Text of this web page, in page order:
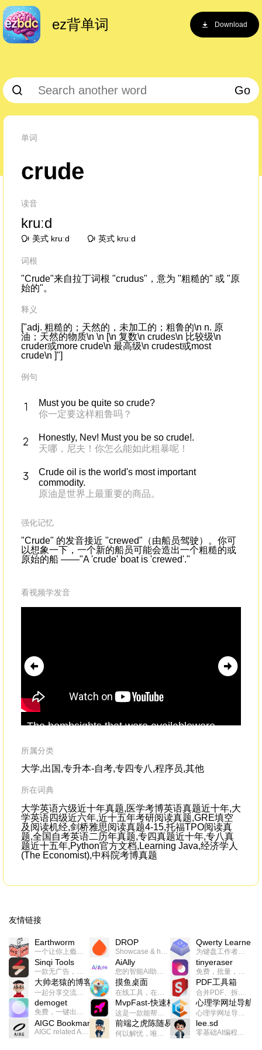
ez背单词 Download
Go
单词
crude
读音
kruːd
美式 kruːd 英式 kruːd
词根
"Crude"来自拉丁词根 "crudus"，意为 "粗糙的" 或 "原
始的"。
释义
["adj. 粗糙的；天然的，未加工的；粗鲁的\n n. 原
油；天然的物质\n \n [\n 复数\n crudes\n 比较级\n
cruder或more crude\n 最高级\n crudest或most
crude\n ]"]
例句
Must you be quite so crude?
你一定要这样粗鲁吗？
Honestly, Nev! Must you be so crude!.
天哪，尼夫！你怎么能如此粗暴呢！
Crude oil is the world's most important
commodity.
原油是世界上最重要的商品。
强化记忆
"Crude" 的发音接近 "crewed"（由船员驾驶）。你可
以想象一下，一个新的船员可能会造出一个粗糙的或
原始的船 ——"A 'crude' boat is 'crewed'."
看视频学发音
The bombsights that were availablewere
one who cracks the code.
所属分类
大学,出国,专升本-自考,专四专八,程序员,其他
所在词典
大学英语六级近十年真题,医学考博英语真题近十年,大
学英语四级近六年,近十五年考研阅读真题,GRE填空
及阅读机经,剑桥雅思阅读真题4-15,托福TPO阅读真
题,全国自考英语二历年真题,专四真题近十年,专八真
题近十五年,Python官方文档,Learning Java,经济学人
(The Economist),中科院考博真题
友情链接
Earthworm DROP Qwerty Learner
为键盘工作者设计的单词与肌肉记忆锻炼软件
Sinqi Tools AiAlly tinyeraser
大帅老猿的博客 摸鱼桌面 PDF工具箱
合并PDF、拆分PDF、旋转PDF、裁剪PDF、转换PDF、加密PDF、解密PDF、PDF加水印等多种PDF处理功能
demoget MvpFast-快速构建网站应用
这是一款能帮助你快速构建个人网站的应用，使用最新的前端技术栈，集成登录、鉴权、手机、邮箱、数据库、博客、文章、支付等等网站所需要的功能，你只需要花几个小时开发你的核心功能就可以上线，一次购买，永久拥有
心理学网址导航
AIGC Bookmarks 前端之虎陈随易 lee.sd